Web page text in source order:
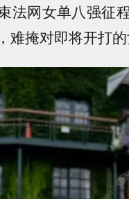
法网女单八强征
难掩对即将开打的